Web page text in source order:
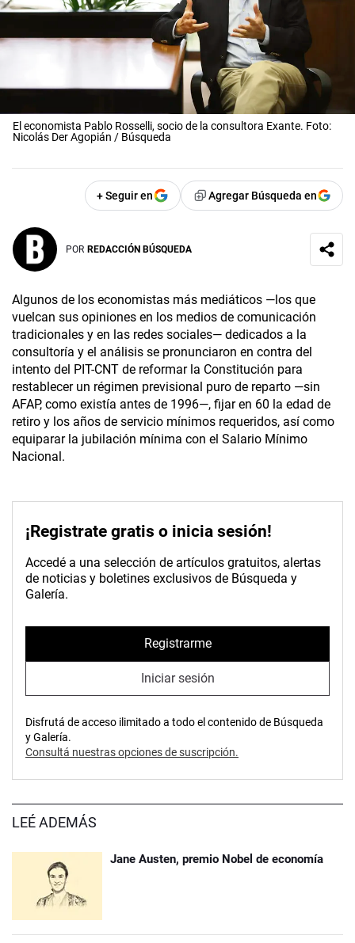
El economista Pablo Rosselli, socio de la consultora Exante. Foto:
Nicolás Der Agopián / Búsqueda
+ Seguir en Agregar Búsqueda en
POR REDACCIÓN BÚSQUEDA
Algunos de los economistas más mediáticos —los que
vuelcan sus opiniones en los medios de comunicación
tradicionales y en las redes sociales— dedicados a la
consultoría y el análisis se pronunciaron en contra del
intento del PIT-CNT de reformar la Constitución para
restablecer un régimen previsional puro de reparto —sin
AFAP, como existía antes de 1996—, fijar en 60 la edad de
retiro y los años de servicio mínimos requeridos, así como
equiparar la jubilación mínima con el Salario Mínimo
Nacional.
¡Registrate gratis o inicia sesión!
Accedé a una selección de artículos gratuitos, alertas
de noticias y boletines exclusivos de Búsqueda y
Galería.
Registrarme
Iniciar sesión
Disfrutá de acceso ilimitado a todo el contenido de Búsqueda
y Galería.
Consultá nuestras opciones de suscripción.
LEÉ ADEMÁS
Jane Austen, premio Nobel de economía